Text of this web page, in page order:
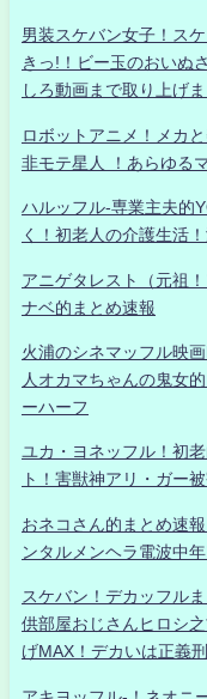
男装スケバン女子！ス
きっ!！ビー玉のおいぬ
しろ動画まで取り上げ
ロボットアニメ！メカ
非モテ星人 ！あらゆる
ハルッフル-専業主夫的
く！初老人の介護生活
アニゲタレスト（元祖
ナベ的まとめ速報
火浦のシネマッフル映
人オカマちゃんの鬼女
ーハーフ
ユカ・ヨネッフル！初
ト！害獣神アリ・ガー
おネコさん的まとめ速
ンタルメンヘラ電波中
スケバン！デカッフル
供部屋おじさんヒロシ
げMAX！デカいは正義